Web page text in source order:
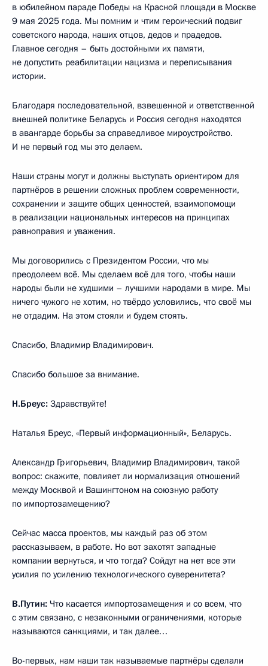
в юбилейном параде Победы на Красной площади в Москве
9 мая 2025 года. Мы помним и чтим героический подвиг
советского народа, наших отцов, дедов и прадедов.
Главное сегодня – быть достойными их памяти,
не допустить реабилитации нацизма и переписывания
истории.
Благодаря последовательной, взвешенной и ответственной
внешней политике Беларусь и Россия сегодня находятся
в авангарде борьбы за справедливое мироустройство.
И не первый год мы это делаем.
Наши страны могут и должны выступать ориентиром для
партнёров в решении сложных проблем современности,
сохранении и защите общих ценностей, взаимопомощи
в реализации национальных интересов на принципах
равноправия и уважения.
Мы договорились с Президентом России, что мы
преодолеем всё. Мы сделаем всё для того, чтобы наши
народы были не худшими – лучшими народами в мире. Мы
ничего чужого не хотим, но твёрдо условились, что своё мы
не отдадим. На этом стояли и будем стоять.
Спасибо, Владимир Владимирович.
Спасибо большое за внимание.
Н.Бреус: Здравствуйте!
Наталья Бреус, «Первый информационный», Беларусь.
Александр Григорьевич, Владимир Владимирович, такой
вопрос: скажите, повлияет ли нормализация отношений
между Москвой и Вашингтоном на союзную работу
по импортозамещению?
Сейчас масса проектов, мы каждый раз об этом
рассказываем, в работе. Но вот захотят западные
компании вернуться, и что тогда? Сойдут на нет все эти
усилия по усилению технологического суверенитета?
В.Путин: Что касается импортозамещения и со всем, что
с этим связано, с незаконными ограничениями, которые
называются санкциями, и так далее…
Во-первых, нам наши так называемые партнёры сделали